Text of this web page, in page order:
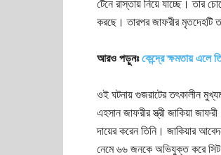
টেনে রাস্তায় নিয়ে যাচ্ছে। তার
করছে। তারপর জাফরীর মৃতদেহটি
আরও পড়ুনঃকেন্দ্রে ক্ষমতায় এলে
ওই ঘটনায় গুজরাটের তৎকালীন
এহসান জাফরীর স্ত্রী জাকিয়া
দায়ের করেন তিনি। জাকিয়ার
নেমে ৬৬ জনকে অভিযুক্ত করে সিট।